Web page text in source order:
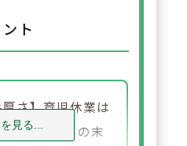
ト
厚さ】育児休業は
に達する月の末
見る...